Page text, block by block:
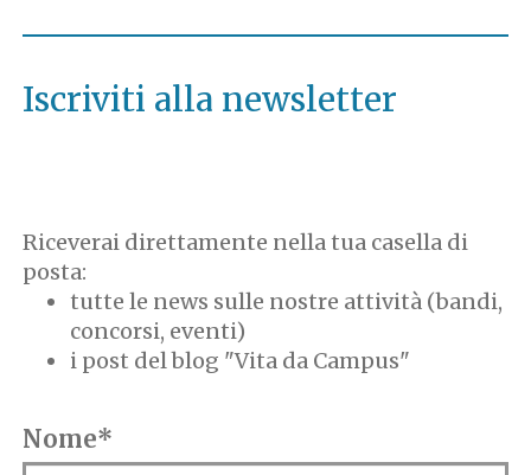
Iscriviti alla newsletter
Riceverai direttamente nella tua casella di
posta:
tutte le news sulle nostre attività (bandi,
concorsi, eventi)
i post del blog "Vita da Campus"
Nome*